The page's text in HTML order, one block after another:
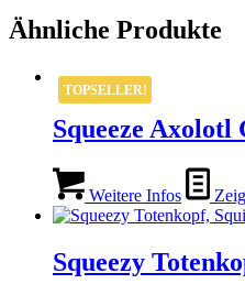
Ähnliche Produkte
TOPSELLER!
Squeeze
Weitere Infos
Squeezy